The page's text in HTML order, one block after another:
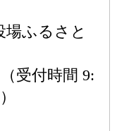
るさと
受付時間 9: